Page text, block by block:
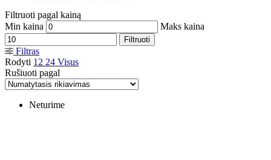
Filtruoti pagal kainą
Min kaina
Maks kaina
Filtruoti
Filtras
Rodyti 12 24 Visus
Rušiuoti pagal
Neturime